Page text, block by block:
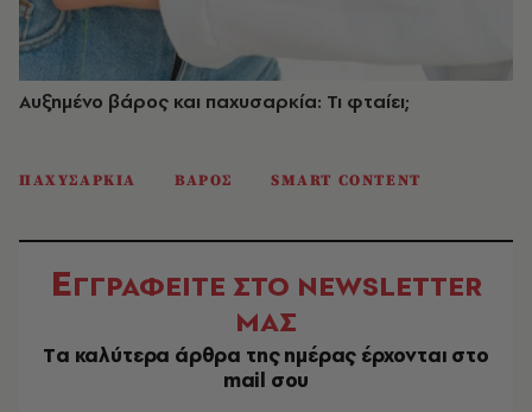
Αυξημένο βάρος και παχυσαρκία: Τι φταίει;
ΠΑΧΥΣΑΡΚΙΑ ΒΑΡΟΣ SMART CONTENT
ΕΓΓΡΑΦΕΙΤΕ ΣΤΟ NEWSLETTER
ΜΑΣ
Tα καλύτερα άρθρα της ημέρας έρχονται στο
mail σου